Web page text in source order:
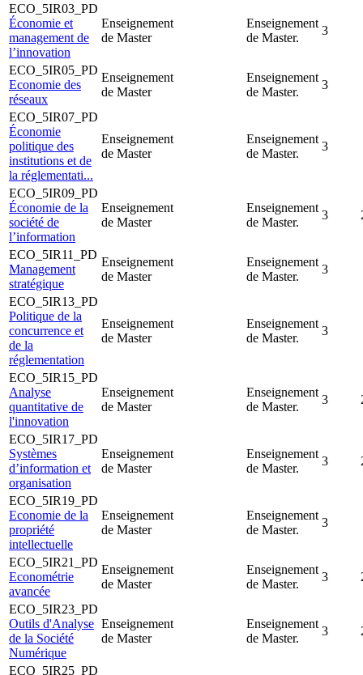
ECO_5IR03_PD
Économie et
management de
l’innovation
Enseignement
de Master
Enseignement
de Master.
3
ECO_5IR05_PD
Economie des
réseaux
Enseignement
de Master
Enseignement
de Master.
3
ECO_5IR07_PD
Économie
politique des
institutions et de
la réglementati...
Enseignement
de Master
Enseignement
de Master.
3
ECO_5IR09_PD
Économie de la
société de
l’information
Enseignement
de Master
Enseignement
de Master.
3
ECO_5IR11_PD
Management
stratégique
Enseignement
de Master
Enseignement
de Master.
3
ECO_5IR13_PD
Politique de la
concurrence et
de la
réglementation
Enseignement
de Master
Enseignement
de Master.
3
ECO_5IR15_PD
Analyse
quantitative de
l'innovation
Enseignement
de Master
Enseignement
de Master.
3
ECO_5IR17_PD
Systèmes
d’information et
organisation
Enseignement
de Master
Enseignement
de Master.
3
ECO_5IR19_PD
Economie de la
propriété
intellectuelle
Enseignement
de Master
Enseignement
de Master.
3
ECO_5IR21_PD
Econométrie
avancée
Enseignement
de Master
Enseignement
de Master.
3
ECO_5IR23_PD
Outils d'Analyse
de la Société
Numérique
Enseignement
de Master
Enseignement
de Master.
3
ECO_5IR25_PD